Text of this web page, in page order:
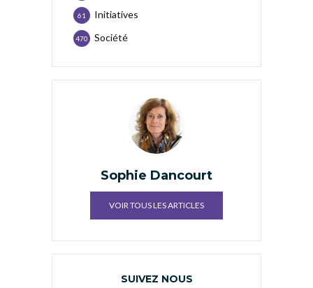
Initiatives
61
Société
470
Sophie Dancourt
VOIR TOUS LES ARTICLES
SUIVEZ NOUS